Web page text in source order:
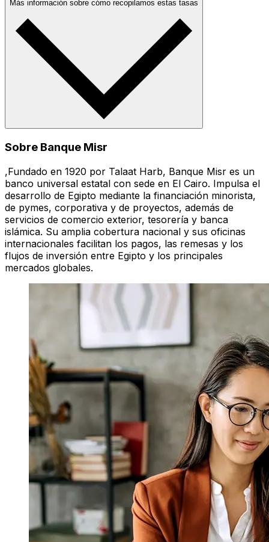
Más información sobre cómo recopilamos estas tasas
Sobre Banque Misr
,Fundado en 1920 por Talaat Harb, Banque Misr es un
banco universal estatal con sede en El Cairo. Impulsa el
desarrollo de Egipto mediante la financiación minorista,
de pymes, corporativa y de proyectos, además de
servicios de comercio exterior, tesorería y banca
islámica. Su amplia cobertura nacional y sus oficinas
internacionales facilitan los pagos, las remesas y los
flujos de inversión entre Egipto y los principales
mercados globales.